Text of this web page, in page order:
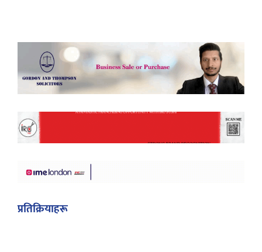
प्रतिक्रियाहरू